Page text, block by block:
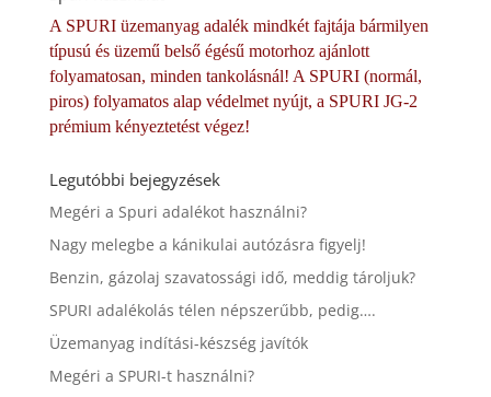
A SPURI üzemanyag adalék mindkét fajtája bármilyen
típusú és üzemű belső égésű motorhoz ajánlott
folyamatosan, minden tankolásnál! A SPURI (normál,
piros) folyamatos alap védelmet nyújt, a SPURI JG-2
prémium kényeztetést végez!
Legutóbbi bejegyzések
Megéri a Spuri adalékot használni?
Nagy melegbe a kánikulai autózásra figyelj!
Benzin, gázolaj szavatossági idő, meddig tároljuk?
SPURI adalékolás télen népszerűbb, pedig….
Üzemanyag indítási-készség javítók
Megéri a SPURI-t használni?